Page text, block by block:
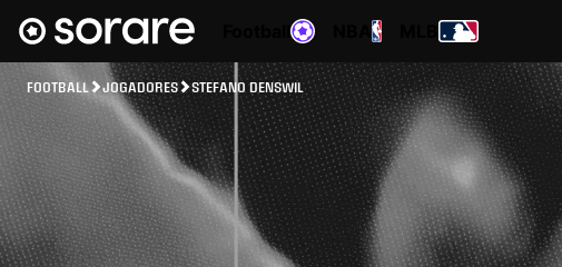
FOOTBALL JOGADORES STEFANO DENSWIL